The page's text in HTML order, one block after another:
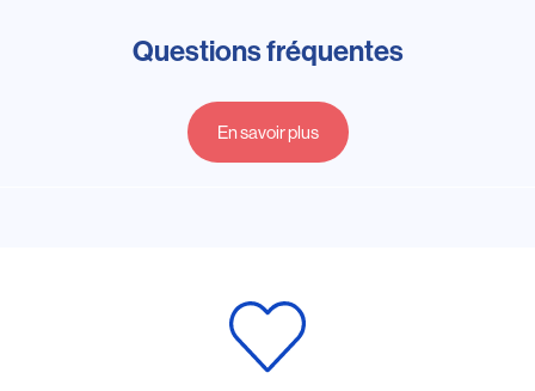
Questions fréquentes
En savoir plus